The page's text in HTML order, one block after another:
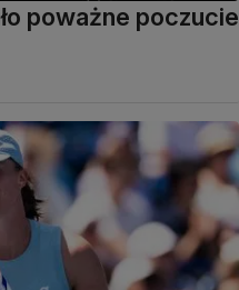
poważne poczucie